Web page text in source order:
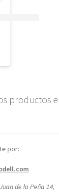
productos
por:
de la Peña 14,